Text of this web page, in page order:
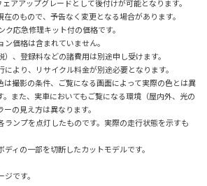
アアップグレードとして後付けが可能となります。
のもので、予告なく変更となる場合があります。
応急修理キット付の価格です。
価格は含まれていません。
、登録料などの諸費用は別途申し受けます。
より、リサイクル料金が別途必要となります。
撮影の条件、ご覧になる画面によって実際の色とは異
。また、実車においてもご覧になる環境（屋内外、光の
の見え方は異なります。
ンプを点灯したものです。実際の走行状態を示すも
ィの一部を切断したカットモデルです。
です。